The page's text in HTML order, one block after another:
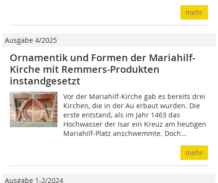
mehr
Ausgabe 4/2025
Ornamentik und Formen der Mariahilf-
Kirche mit Remmers-Produkten
instandgesetzt
Vor der Mariahilf-Kirche gab es bereits drei
Kirchen, die in der Au erbaut wurden. Die
erste entstand, als im Jahr 1463 das
Hochwasser der Isar ein Kreuz am heutigen
Mariahilf-Platz anschwemmte. Doch...
mehr
Ausgabe 1-2/2024